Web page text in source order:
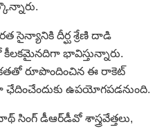
సైన్యానికి దీర్ఘ శ్రేణి దాడి
భావిస్తున్నారు.
రూపొందించిన ఈ రాకెట్‌
ఛేదించేందుకు ఉపయోగపడనుంది.
సింగ్‌ డీఆర్‌డీవో శాస్త్రవేత్తలు,